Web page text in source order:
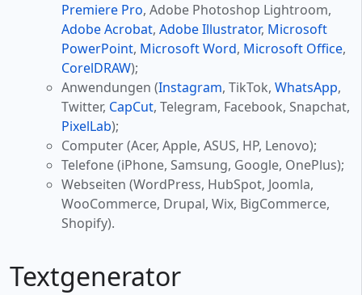
Premiere Pro, Adobe Photoshop Lightroom,
Adobe Acrobat, Adobe Illustrator, Microsoft
PowerPoint, Microsoft Word, Microsoft Office,
CorelDRAW);
Anwendungen (Instagram, TikTok, WhatsApp,
Twitter, CapCut, Telegram, Facebook, Snapchat,
PixelLab);
Computer (Acer, Apple, ASUS, HP, Lenovo);
Telefone (iPhone, Samsung, Google, OnePlus);
Webseiten (WordPress, HubSpot, Joomla,
WooCommerce, Drupal, Wix, BigCommerce,
Shopify).
Textgenerator